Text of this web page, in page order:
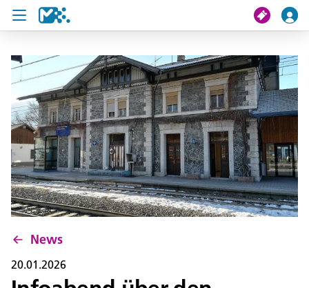
Suche
Meine Fahrt
Tickets
U19 Pass
News
Projekte
Service und Kontakt
News
20.01.2026